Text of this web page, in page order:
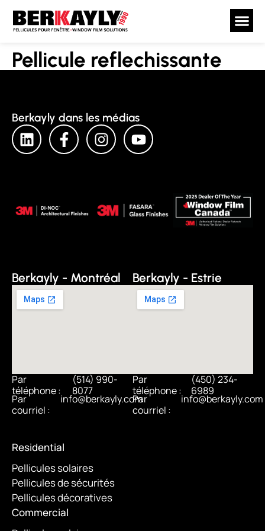
Pellicule reflechissante
Berkayly dans les médias
Berkayly - Montréal
Par
téléphone :
(514) 990-
8077
Par
courriel :
info@berkayly.com
Berkayly - Estrie
Par
téléphone :
(450) 234-
6989
Par
courriel :
info@berkayly.com
Residential
Pellicules solaires
Pellicules de sécurités
Pellicules décoratives
Commercial